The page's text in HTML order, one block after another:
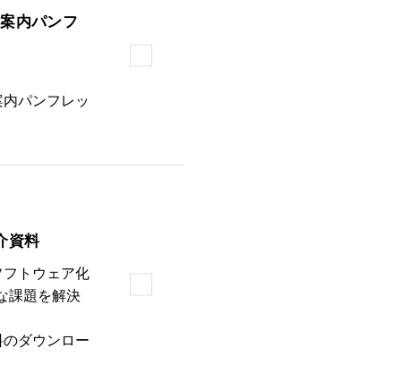
内パンフ
パンフレッ
資料
トウェア化
課題を解決
ダウンロー